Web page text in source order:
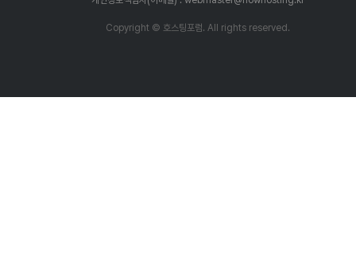
Copyright © 호스팅포럼. All rights reserved.